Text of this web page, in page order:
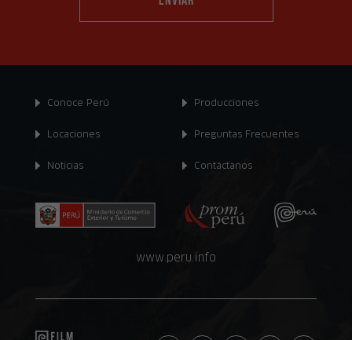
Conoce Perú
Locaciones
Noticias
Producciones
Preguntas Frecuentes
Contáctanos
www.peru.info